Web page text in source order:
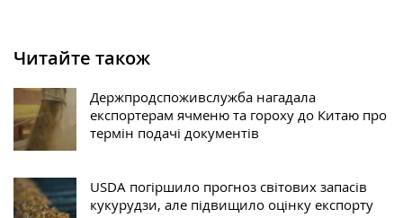
Читайте також
Держпродспоживслужба нагадала
експортерам ячменю та гороху до Китаю про
термін подачі документів
USDA погіршило прогноз світових запасів
кукурудзи, але підвищило оцінку експорту